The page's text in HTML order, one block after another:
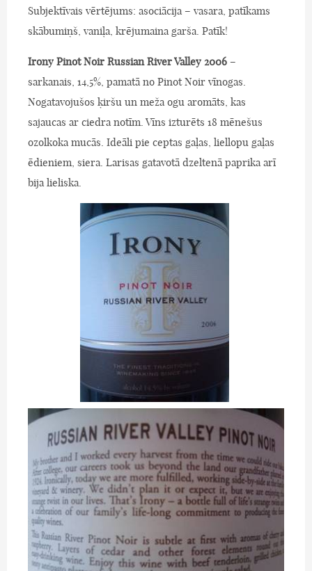
Subjektīvais vērtējums: asociācija – vasara, patīkams
skābumiņš, vaniļa, krējumaina garša. Patīk!
Irony Pinot Noir Russian River Valley 2006 –
sarkanais, 14,5%, pamatā no Pinot Noir vīnogas.
Nogatavojušos ķiršu un meža ogu aromāts, kas
sajaucas ar ciedra notīm. Vīns izturēts 18 mēnešus
ozolkoka mucās. Ideāli pie ceptas gaļas, liellopu gaļas
ēdieniem, siera. Larisas gatavotā dzeltenā paprika arī
bija lieliska.